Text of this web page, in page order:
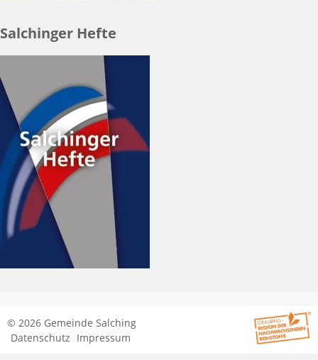
Salchinger Hefte
© 2026 Gemeinde Salching
Datenschutz Impressum